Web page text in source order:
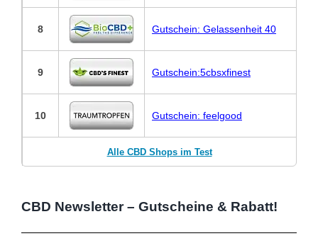
8 Gutschein: Gelassenheit 40
9 Gutschein:5cbsxfinest
10 Gutschein: feelgood
Alle CBD Shops im Test
CBD Newsletter – Gutscheine & Rabatt!